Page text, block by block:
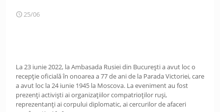
25/06
La 23 iunie 2022, la Ambasada Rusiei din București a avut loc o
recepție oficială în onoarea a 77 de ani de la Parada Victoriei, care
a avut loc la 24 iunie 1945 la Moscova. La eveniment au fost
prezenți activiști ai organizațiilor compatrioților ruși,
reprezentanți ai corpului diplomatic, ai cercurilor de afaceri